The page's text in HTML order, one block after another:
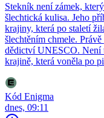
Stekník není zámek,
šlechtická kulisa. Jeho
krajiny, která po staletí
šlechtěním chmele.
dědictví UNESCO. Není
krajině, která voněla po
Kód Enigma
dnes, 09:11